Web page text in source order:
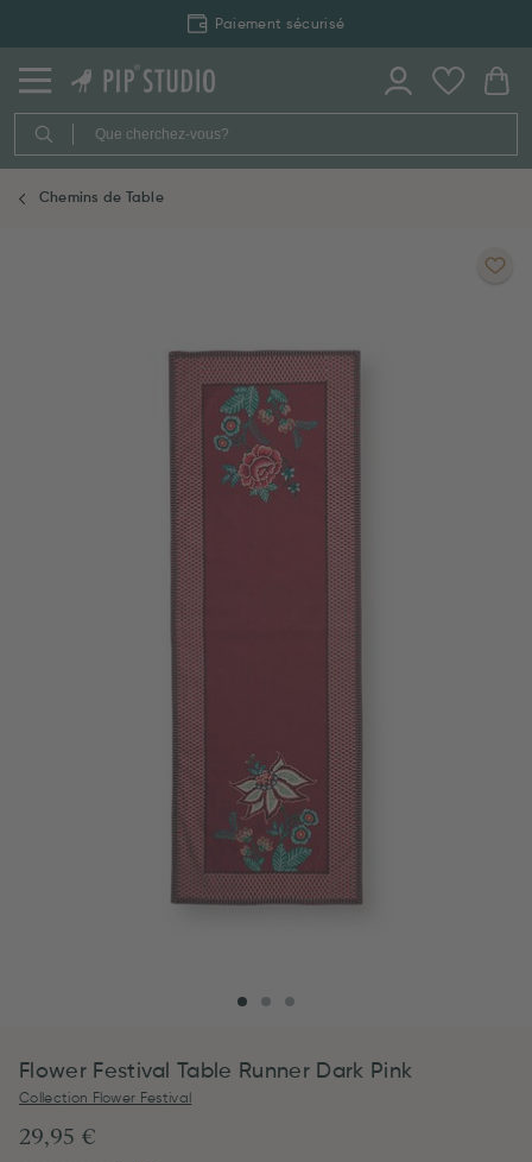
Paiement sécurisé
Chemins de Table
Flower Festival Table Runner Dark Pink
Collection Flower Festival
29,95 €